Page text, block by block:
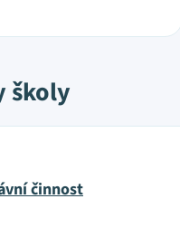
školy
činnost